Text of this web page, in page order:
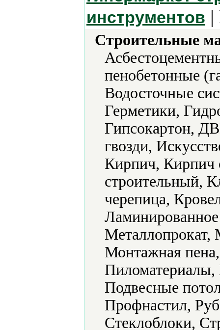
инструментов
Строительные
пенобетонные
Водосточные
Герметики,
Гипсокартон,
гвозди,
Кирпич, Кирпич
строительный,
черепица,
Металлопрокат,
Монтажная
Пиломатериалы,
Подвесные
Профнастил,
Стеклоблоки,